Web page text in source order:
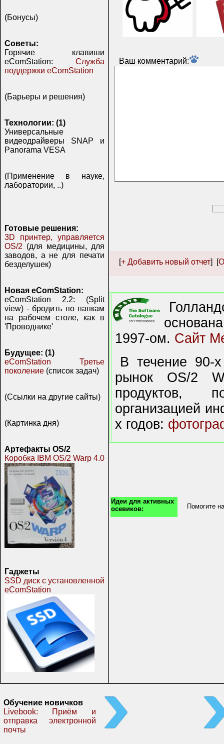
(Бонусы)
Советы:
Горячие клавиши
eComStation: Служба
поддержки eComStation
(Барьеры и решения)
Технологии: (1)
Универсальные
видеодрайверы SNAP и
Panorama VESA
(Применение в науке,
лаборатории, ..)
Готовые решения:
3D принтер, управляется
OS/2 (для медицины, для
заводов, а не для печати
безделушек)
Новая eComStation:
eComStation 2.2: (Split
view) - бродить по папкам
на рабочем столе, как в
'Проводнике'
Будущее: (1)
eComStation Третье
поколение (список задач)
(Ссылки на другие сайты)
(Картинка дня)
Артефакты OS/2
Коробка IBM OS/2 Warp 4.0
Гаджеты
SSD диск с установленной
eComStation
Ваш комментарий:
[+ Добавить новый отчет] [
1997-ом. Сайт
В течение 90-
рынок OS/2
продуктов,
организацией
х годов:
Идеи для активных
осевиков:
Помогите
Обучение новичков
Livebook: Приём и
отправка электронной
почты